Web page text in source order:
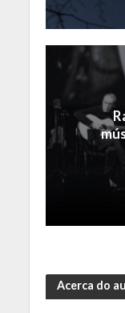
Acerca do